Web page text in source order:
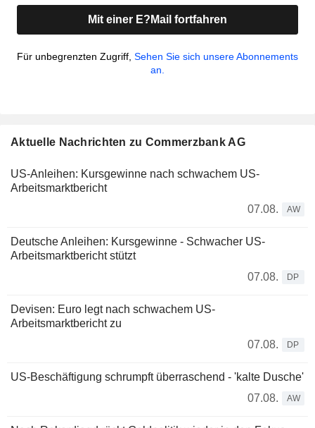
Mit einer E?Mail fortfahren
Für unbegrenzten Zugriff, Sehen Sie sich unsere Abonnements
an.
Aktuelle Nachrichten zu Commerzbank AG
US-Anleihen: Kursgewinne nach schwachem US-
Arbeitsmarktbericht
07.08.
AW
Deutsche Anleihen: Kursgewinne - Schwacher US-
Arbeitsmarktbericht stützt
07.08.
DP
Devisen: Euro legt nach schwachem US-
Arbeitsmarktbericht zu
07.08.
DP
US-Beschäftigung schrumpft überraschend - 'kalte Dusche'
07.08.
AW